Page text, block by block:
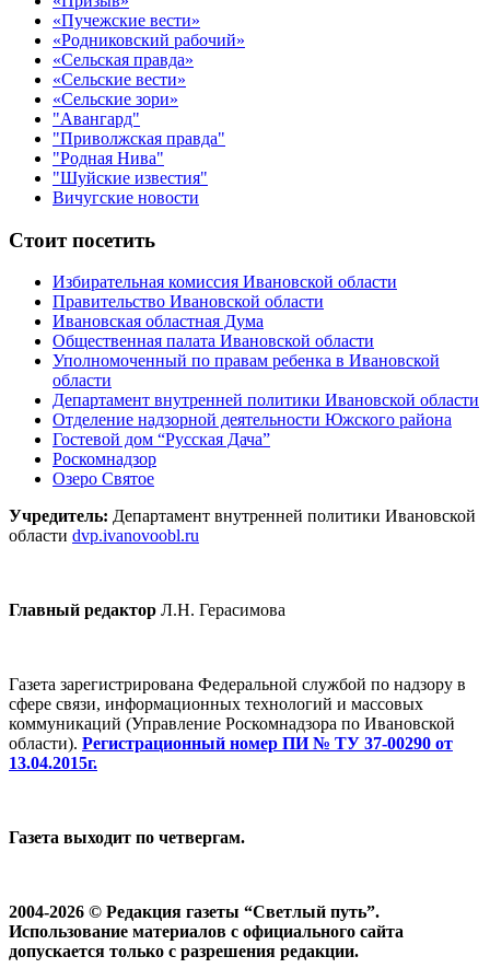
«Пучежские вести»
«Родниковский рабочий»
«Сельская правда»
«Сельские вести»
«Сельские зори»
"Авангард"
"Приволжская правда"
"Родная Нива"
"Шуйские известия"
Вичугские новости
Стоит посетить
Избирательная комиссия Ивановской области
Правительство Ивановской области
Ивановская областная Дума
Общественная палата Ивановской области
Уполномоченный по правам ребенка в Ивановской
области
Департамент внутренней политики Ивановской области
Отделение надзорной деятельности Южского района
Гостевой дом “Русская Дача”
Роскомнадзор
Озеро Святое
Учредитель: Департамент внутренней политики Ивановской
области dvp.ivanovoobl.ru
Главный редактор Л.Н. Герасимова
Газета зарегистрирована Федеральной службой по надзору в
сфере связи, информационных технологий и массовых
коммуникаций (Управление Роскомнадзора по Ивановской
области). Регистрационный номер ПИ № ТУ 37-00290 от
13.04.2015г.
Газета выходит по четвергам.
2004-2026 © Редакция газеты “Светлый путь”.
Использование материалов с официального сайта
допускается только с разрешения редакции.